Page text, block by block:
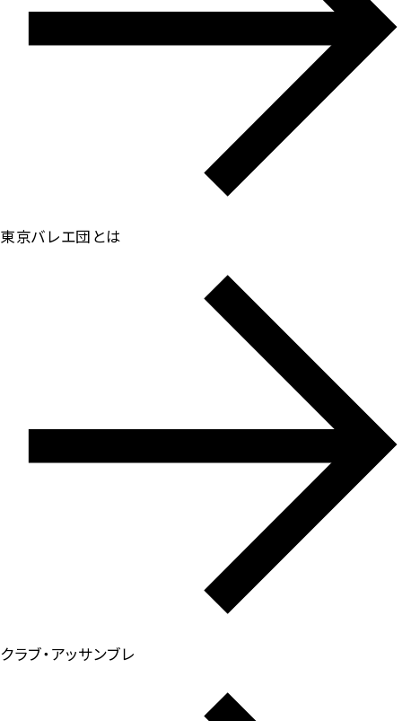
東京バレエ団とは
クラブ・アッサンブレ